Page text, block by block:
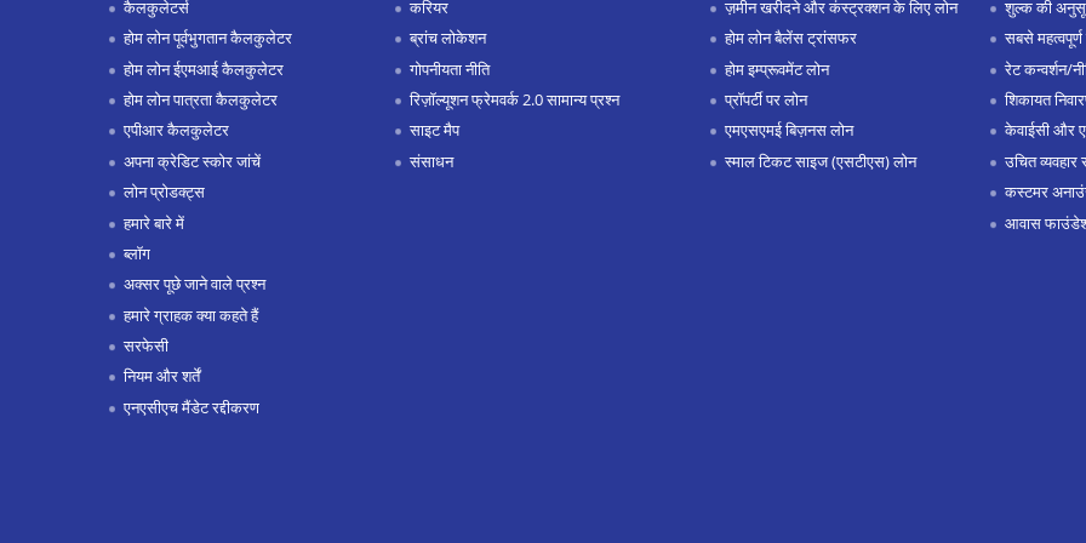
कैलकुलेटर्स
होम लोन पूर्वभुगतान कैलकुलेटर
होम लोन ईएमआई कैलकुलेटर
होम लोन पात्रता कैलकुलेटर
एपीआर कैलकुलेटर
अपना क्रेडिट स्कोर जांचें
लोन प्रोडक्ट्स
हमारे बारे में
ब्लॉग
अक्सर पूछे जाने वाले प्रश्न
हमारे ग्राहक क्या कहते हैं
सरफेसी
नियम और शर्तें
एनएसीएच मैंडेट रद्दीकरण
करियर
ब्रांच लोकेशन
गोपनीयता नीति
रिज़ॉल्यूशन फ्रेमवर्क 2.0 सामान्य प्रश्न
साइट मैप
संसाधन
ज़मीन खरीदने और कंस्ट्रक्शन के लिए लोन
होम लोन बैलेंस ट्रांसफर
होम इम्प्रूवमेंट लोन
प्रॉपर्टी पर लोन
एमएसएमई बिज़नस लोन
स्माल टिकट साइज (एसटीएस) लोन
शुल्क की
सबसे महत्वपूर्ण
रेट कन्वर्शन/
शिकायत
केवाईसी और
उचित व्यवहार
कस्टमर
आवास